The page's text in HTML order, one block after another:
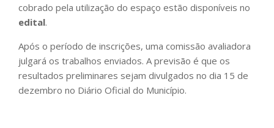
cobrado pela utilização do espaço estão disponíveis no
edital.
Após o período de inscrições, uma comissão avaliadora
julgará os trabalhos enviados. A previsão é que os
resultados preliminares sejam divulgados no dia 15 de
dezembro no Diário Oficial do Município.